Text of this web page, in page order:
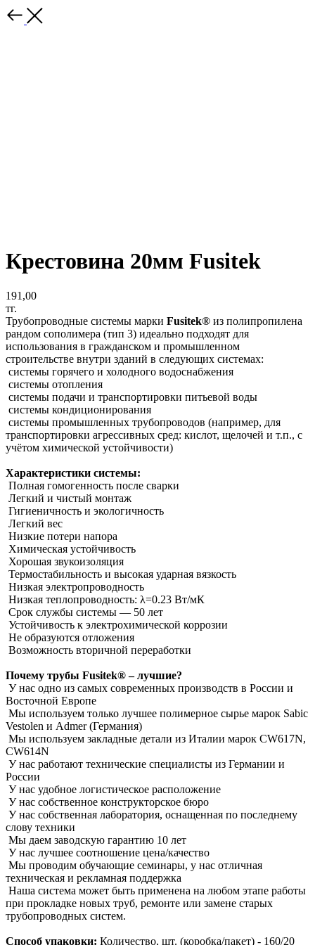
Крестовина 20мм Fusitek
191,00
тг.
Трубопроводные системы марки Fusitek® из полипропилена
рандом сополимера (тип 3) идеально подходят для
использования в гражданском и промышленном
строительстве внутри зданий в следующих системах:
системы горячего и холодного водоснабжения
системы отопления
системы подачи и транспортировки питьевой воды
системы кондиционирования
системы промышленных трубопроводов (например, для
транспортировки агрессивных сред: кислот, щелочей и т.п., с
учётом химической устойчивости)
Характеристики системы:
Полная гомогенность после сварки
Легкий и чистый монтаж
Гигиеничность и экологичность
Легкий вес
Низкие потери напора
Химическая устойчивость
Хорошая звукоизоляция
Термостабильность и высокая ударная вязкость
Низкая электропроводность
Низкая теплопроводность: λ=0.23 Вт/мК
Срок службы системы ― 50 лет
Устойчивость к электрохимической коррозии
Не образуются отложения
Возможность вторичной переработки
Почему трубы Fusitek® – лучшие?
У нас одно из самых современных производств в России и
Восточной Европе
Мы используем только лучшее полимерное сырье марок Sabic
Vestolen и Admer (Германия)
Мы используем закладные детали из Италии марок CW617N,
CW614N
У нас работают технические специалисты из Германии и
России
У нас удобное логистическое расположение
У нас собственное конструкторское бюро
У нас собственная лаборатория, оснащенная по последнему
слову техники
Мы даем заводскую гарантию 10 лет
У нас лучшее соотношение цена/качество
Мы проводим обучающие семинары, у нас отличная
техническая и рекламная поддержка
Наша система может быть применена на любом этапе работы
при прокладке новых труб, ремонте или замене старых
трубопроводных систем.
Способ упаковки: Количество, шт. (коробка/пакет) - 160/20